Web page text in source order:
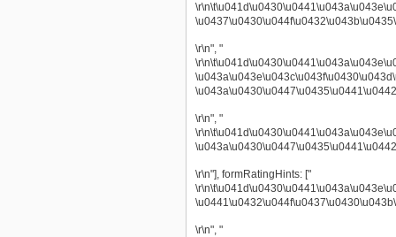
\r\n", "
\r\n", "
\r\n"], formRatingHints: ["
\r\n", "